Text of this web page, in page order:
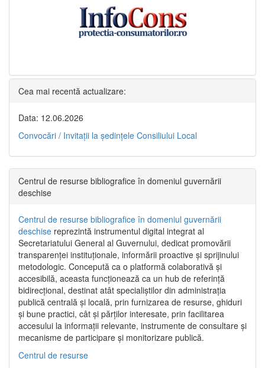
Cea mai recentă actualizare:
Data: 12.06.2026
Convocări / Invitaţii la şedinţele Consiliului Local
Centrul de resurse bibliografice în domeniul guvernării
deschise
Centrul de resurse bibliografice în domeniul guvernării
deschise reprezintă instrumentul digital integrat al
Secretariatului General al Guvernului, dedicat promovării
transparenței instituționale, informării proactive și sprijinului
metodologic. Concepută ca o platformă colaborativă și
accesibilă, aceasta funcționează ca un hub de referință
bidirecțional, destinat atât specialiștilor din administrația
publică centrală și locală, prin furnizarea de resurse, ghiduri
și bune practici, cât și părților interesate, prin facilitarea
accesului la informații relevante, instrumente de consultare și
mecanisme de participare și monitorizare publică.
Centrul de resurse